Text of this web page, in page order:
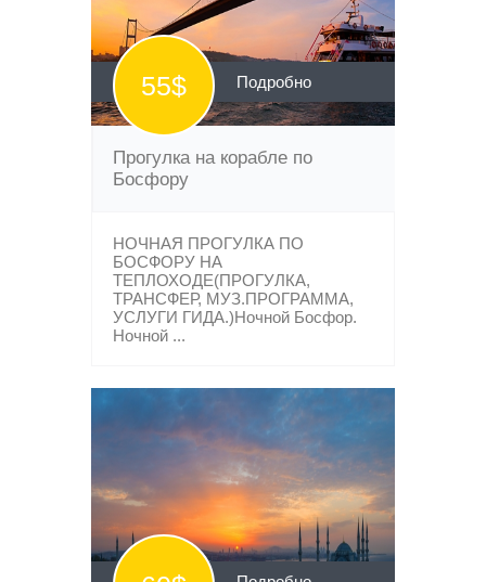
55$ Подробно
Прогулка на корабле по
Босфору
НОЧНАЯ ПРОГУЛКА ПО
БОСФОРУ НА
ТЕПЛОХОДЕ(ПРОГУЛКА,
ТРАНСФЕР, МУЗ.ПРОГРАММА,
УСЛУГИ ГИДА.)Ночной Босфор.
Ночной ...